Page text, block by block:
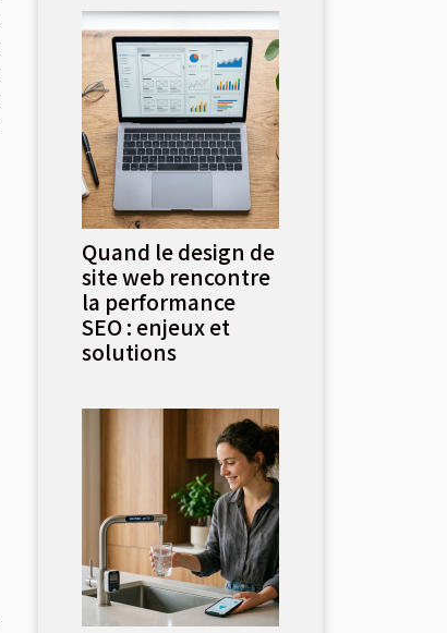
Quand le design de
site web rencontre
la performance
SEO : enjeux et
solutions